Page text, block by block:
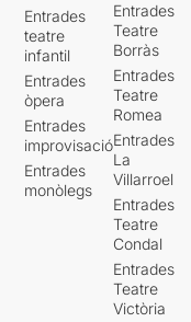
Entrades
teatre
infantil
Entrades
òpera
Entrades
improvisació
Entrades
monòlegs
Entrades
Teatre
Borràs
Entrades
Teatre
Romea
Entrades
La
Villarroel
Entrades
Teatre
Condal
Entrades
Teatre
Victòria